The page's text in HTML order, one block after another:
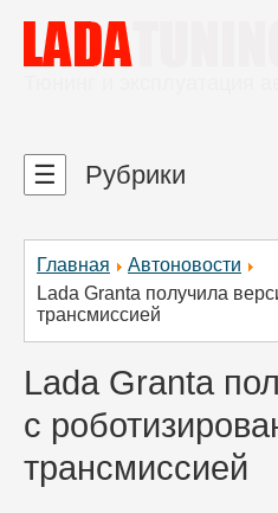
Главная
Автоновости
Lada Granta получила
трансмиссией
Lada Granta
с
трансмиссией
☰ Рубрики